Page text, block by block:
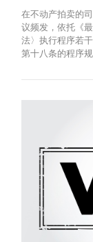
在不动产拍卖的
议频发，依托《
法〉执行程序若
第十八条的程序
第三人善意认定